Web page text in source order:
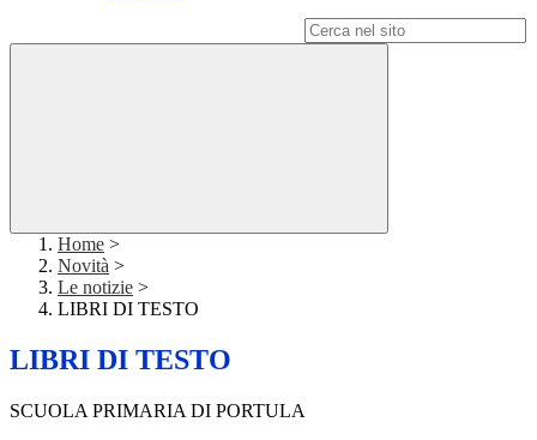
Home >
Novità >
Le notizie >
LIBRI DI TESTO
LIBRI DI TESTO
SCUOLA PRIMARIA DI PORTULA